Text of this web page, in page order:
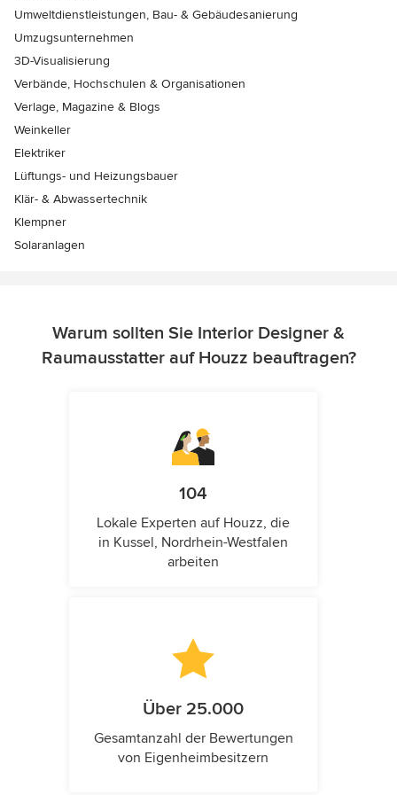
Umweltdienstleistungen, Bau- & Gebäudesanierung
Umzugsunternehmen
3D-Visualisierung
Verbände, Hochschulen & Organisationen
Verlage, Magazine & Blogs
Weinkeller
Elektriker
Lüftungs- und Heizungsbauer
Klär- & Abwassertechnik
Klempner
Solaranlagen
Warum sollten Sie Interior Designer &
Raumausstatter auf Houzz beauftragen?
104
Lokale Experten auf Houzz, die
in Kussel, Nordrhein-Westfalen
arbeiten
Über 25.000
Gesamtanzahl der Bewertungen
von Eigenheimbesitzern